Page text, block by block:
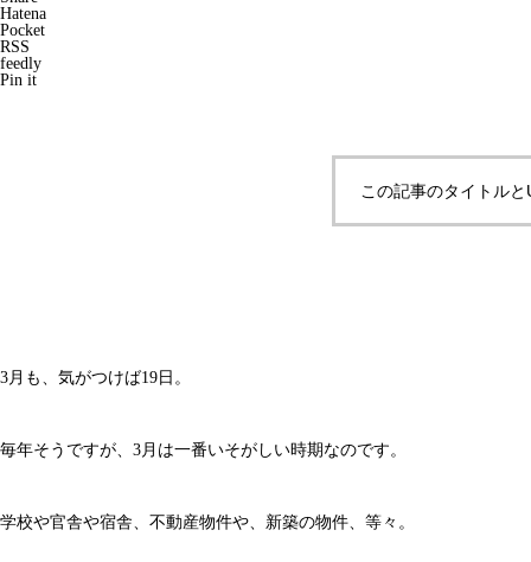
Hatena
Pocket
RSS
feedly
Pin it
この記事のタイトル
3月も、気がつけば19日。
毎年そうですが、3月は一番いそがしい時期なのです。
学校や官舎や宿舎、不動産物件や、新築の物件、等々。